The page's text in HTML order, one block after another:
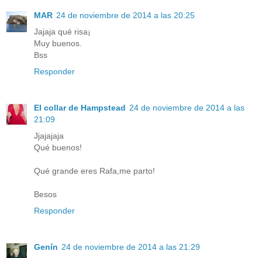
MAR 24 de noviembre de 2014 a las 20:25
Jajaja qué risa¡
Muy buenos.
Bss
Responder
El collar de Hampstead 24 de noviembre de 2014 a las
21:09
Jjajajaja
Qué buenos!
Qué grande eres Rafa,me parto!
Besos
Responder
Genín 24 de noviembre de 2014 a las 21:29